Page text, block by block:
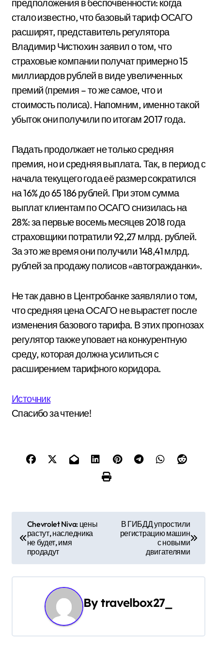
предположения в беспочвенности: когда
стало известно, что базовый тариф ОСАГО
расширят, представитель регулятора
Владимир Чистюхин заявил о том, что
страховые компании получат примерно 15
миллиардов рублей в виде увеличенных
премий (премия – то же самое, что и
стоимость полиса). Напомним, именно такой
убыток они получили по итогам 2017 года.
Падать продолжает не только средняя
премия, но и средняя выплата. Так, в период с
начала текущего года её размер сократился
на 16% до 65 186 рублей. При этом сумма
выплат клиентам по ОСАГО снизилась на
28%: за первые восемь месяцев 2018 года
страховщики потратили 92,27 млрд. рублей.
За это же время они получили 148,41 млрд.
рублей за продажу полисов «автогражданки».
Не так давно в Центробанке заявляли о том,
что средняя цена ОСАГО не вырастет после
изменения базового тарифа. В этих прогнозах
регулятор также уповает на конкурентную
среду, которая должна усилиться с
расширением тарифного коридора.
Источник
Спасибо за чтение!
в
и
ц
Chevrolet Niva: цены
растут, наследника
не будет, имя
продадут
В ГИБДД упростили
регистрацию машин
с новыми
двигателями
Bytravelbox27_